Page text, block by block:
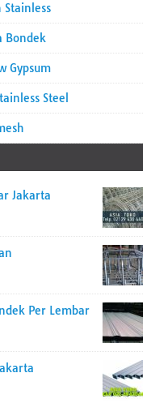
Stainless
Bondek
Gypsum
Steel
Jakarta
Per Lembar